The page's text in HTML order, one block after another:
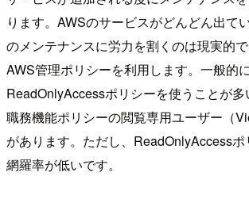
ります。AWSのサービスがどんどん出て
のメンテナンスに労力を割くのは現実的で
AWS管理ポリシーを利用します。一般的に
ReadOnlyAccessポリシーを使うことが多
職務機能ポリシーの閲覧専用ユーザー（
があります。ただし、ReadOnlyAccessポ
網羅率が低いです。